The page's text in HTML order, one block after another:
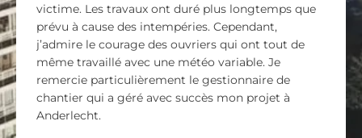
victime. Les travaux ont duré plus longtemps que
prévu à cause des intempéries. Cependant,
j’admire le courage des ouvriers qui ont tout de
même travaillé avec une météo variable. Je
remercie particulièrement le gestionnaire de
chantier qui a géré avec succès mon projet à
Anderlecht.